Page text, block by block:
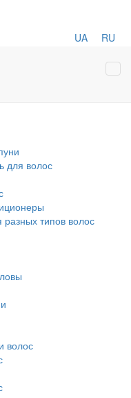
UA RU
для волос
типов волос
волос